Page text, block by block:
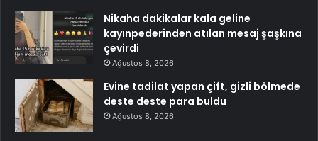
Nikaha dakikalar kala geline
kayınpederinden atılan mesaj şaşkına
çevirdi
Ağustos 8, 2026
Evine tadilat yapan çift, gizli bölmede
deste deste para buldu
Ağustos 8, 2026